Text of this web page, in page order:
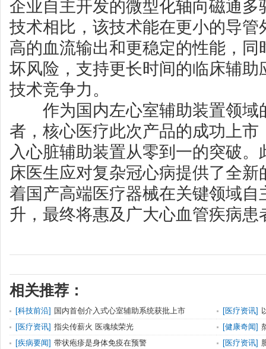
企业自主开发的微型化轴向磁通多
技术相比，该技术能在更小的导管
高的血流输出和更稳定的性能，
坏风险，支持更长时间的临床辅助
技术竞争力。
作为国内左心室辅助装置领域
者，核心医疗此次产品的成功上市
入心脏辅助装置从零到一的突破
床医生应对复杂冠心病提供了全
着国产高端医疗器械在关键领域自
升，最终将惠及广大心血管疾病患
相关推荐：
[科技前沿] 国内首创介入式心室辅助系统获批上市 [医疗资讯]
[医疗资讯] 指尖传薪火 医魂续荣光 [健康奇闻]
[疾病要闻] 带状疱疹是身体免疫在预警 [医疗资讯]